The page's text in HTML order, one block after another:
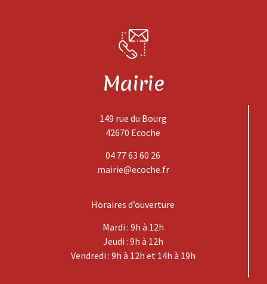
Mairie
149 rue du Bourg
42670 Ecoche
04 77 63 60 26
mairie@ecoche.fr
Horaires d’ouverture
Mardi : 9h à 12h
Jeudi : 9h à 12h
Vendredi : 9h à 12h et 14h à 19h